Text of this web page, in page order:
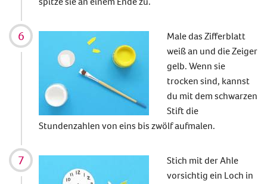
Male das Zifferblatt
weiß an und die Zeiger
gelb. Wenn sie
trocken sind, kannst
du mit dem schwarzen
Stift die
Stundenzahlen von eins bis zwölf aufmalen.
Stich mit der Ahle
vorsichtig ein Loch in